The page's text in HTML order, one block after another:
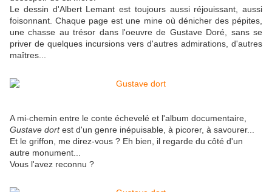
Le dessin d'Albert Lemant est toujours aussi réjouissant, aussi
foisonnant. Chaque page est une mine où dénicher des pépites,
une chasse au trésor dans l'oeuvre de Gustave Doré, sans se
priver de quelques incursions vers d'autres admirations, d'autres
maîtres...
A mi-chemin entre le conte échevelé et l'album documentaire,
Gustave dortest d'un genre inépuisable, à picorer, à savourer...
Et le griffon, me direz-vous ? Eh bien, il regarde du côté d'un
autre monument...
Vous l'avez reconnu ?